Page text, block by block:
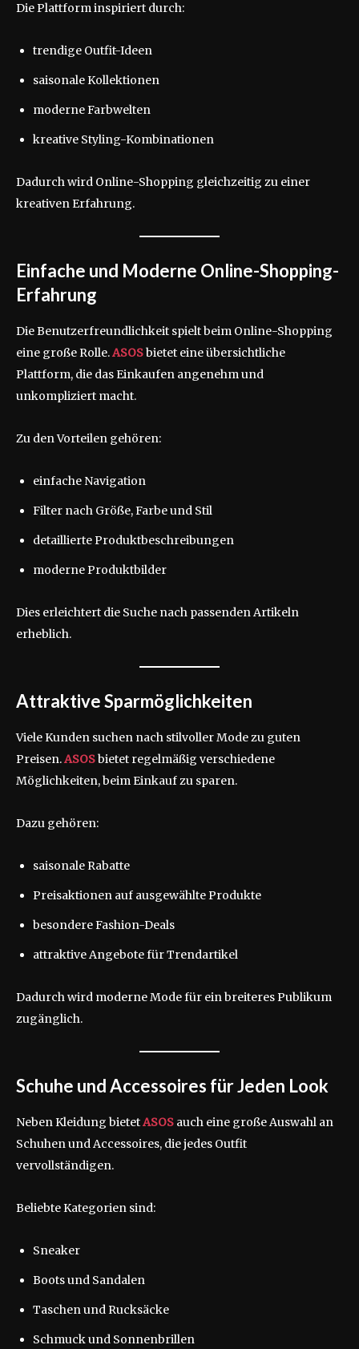
Die Plattform inspiriert durch:
trendige Outfit-Ideen
saisonale Kollektionen
moderne Farbwelten
kreative Styling-Kombinationen
Dadurch wird Online-Shopping gleichzeitig zu einer
kreativen Erfahrung.
Einfache und Moderne Online-Shopping-
Erfahrung
Die Benutzerfreundlichkeit spielt beim Online-Shopping
eine große Rolle.ASOSbietet eine übersichtliche
Plattform, die das Einkaufen angenehm und
unkompliziert macht.
Zu den Vorteilen gehören:
einfache Navigation
Filter nach Größe, Farbe und Stil
detaillierte Produktbeschreibungen
moderne Produktbilder
Dies erleichtert die Suche nach passenden Artikeln
erheblich.
Attraktive Sparmöglichkeiten
Viele Kunden suchen nach stilvoller Mode zu guten
Preisen.ASOSbietet regelmäßig verschiedene
Möglichkeiten, beim Einkauf zu sparen.
Dazu gehören:
saisonale Rabatte
Preisaktionen auf ausgewählte Produkte
besondere Fashion-Deals
attraktive Angebote für Trendartikel
Dadurch wird moderne Mode für ein breiteres Publikum
zugänglich.
Schuhe und Accessoires für Jeden Look
Neben Kleidung bietetASOS auch eine große Auswahl an
Schuhen und Accessoires, die jedes Outfit
vervollständigen.
Beliebte Kategorien sind:
Sneaker
Boots und Sandalen
Taschen und Rucksäcke
Schmuck und Sonnenbrillen